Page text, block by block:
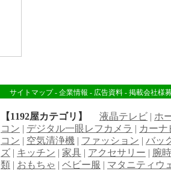
サイトマップ- 企業情報 - 広告資料 - 掲載会社様
【1192屋カテゴリ】 液晶テレビ | ホ
コン | デジタル一眼レフカメラ | カーナ
コン | 空気清浄機 | ファッション | バッ
ズ | キッチン | 家具 | アクセサリー | 腕
類 | おもちゃ | ベビー服 | マタニティウ